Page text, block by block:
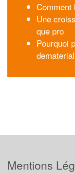
Comment
Une
que pro
Pourquoi
Mentions